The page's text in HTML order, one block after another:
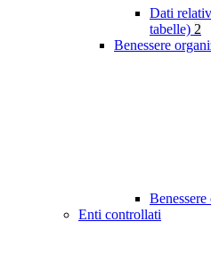
Dati
tabelle) 2
Benessere
Enti controllati